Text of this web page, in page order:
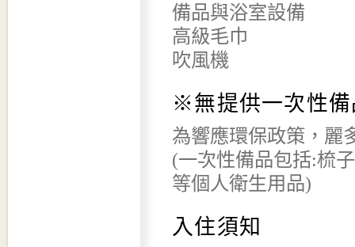
備品與浴室設備
高級毛巾
吹風機
※無提供一次性備
為響應環保政策，麗
(一次性備品包括:梳
等個人衛生用品)
入住須知